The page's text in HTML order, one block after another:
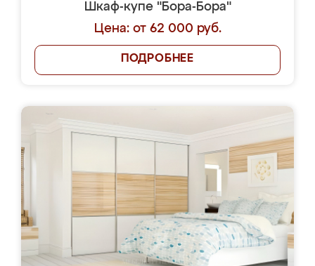
Шкаф-купе "Бора-Бора"
Цена: от 62 000 руб.
ПОДРОБНЕЕ